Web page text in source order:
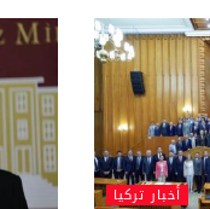
أخبار تركيا